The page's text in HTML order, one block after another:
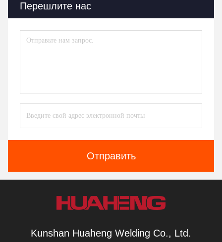
Перешлите нас
Отправить
Kunshan Huaheng Welding Co., Ltd.